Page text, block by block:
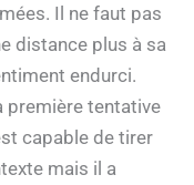
Il ne faut pas
distance plus à sa
endurci.
première tentative
capable de tirer
mais il a